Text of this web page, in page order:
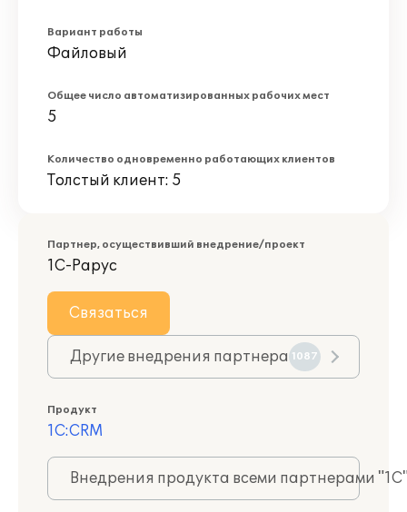
Вариант работы
Файловый
Общее число автоматизированных рабочих мест
5
Количество одновременно работающих клиентов
Толстый клиент: 5
Партнер, осуществивший внедрение/проект
1С-Рарус
Связаться
Другие внедрения партнера 1087
Продукт
1С:CRM
Внедрения продукта всеми партнерами